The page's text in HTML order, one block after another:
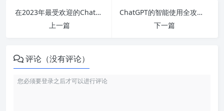
在2023年最受欢迎的ChatGPT中文版下载和使用指南-掌握网页版和手机版的全新功能与技巧
上一篇
ChatGPT的智能使用全攻略-如何高效利用ChatGPT官网中文电脑版及网页版功能
下一篇
评论（没有评论）